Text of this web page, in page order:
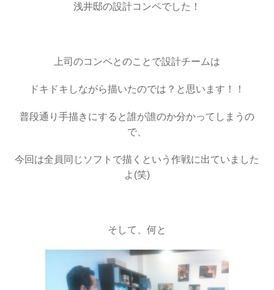
浅井邸の設計コンペでした！
上司のコンペとのことで設計チームは
ドキドキしながら描いたのでは？と思います！！
普段通り手描きにすると誰が誰のか分かってしまうの
で、
今回は全員同じソフトで描くという作戦に出ていました
よ(笑)
そして、何と